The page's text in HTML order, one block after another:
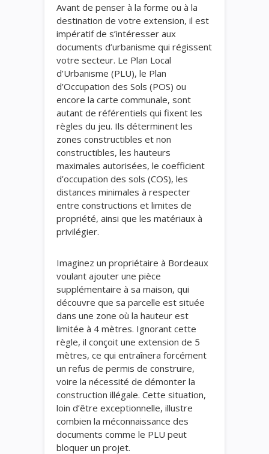
Avant de penser à la forme ou à la
destination de votre extension, il est
impératif de s’intéresser aux
documents d’urbanisme qui régissent
votre secteur. Le Plan Local
d’Urbanisme (PLU), le Plan
d’Occupation des Sols (POS) ou
encore la carte communale, sont
autant de référentiels qui fixent les
règles du jeu. Ils déterminent les
zones constructibles et non
constructibles, les hauteurs
maximales autorisées, le coefficient
d’occupation des sols (COS), les
distances minimales à respecter
entre constructions et limites de
propriété, ainsi que les matériaux à
privilégier.
Imaginez un propriétaire à Bordeaux
voulant ajouter une pièce
supplémentaire à sa maison, qui
découvre que sa parcelle est située
dans une zone où la hauteur est
limitée à 4 mètres. Ignorant cette
règle, il conçoit une extension de 5
mètres, ce qui entraînera forcément
un refus de permis de construire,
voire la nécessité de démonter la
construction illégale. Cette situation,
loin d’être exceptionnelle, illustre
combien la méconnaissance des
documents comme le PLU peut
bloquer un projet.